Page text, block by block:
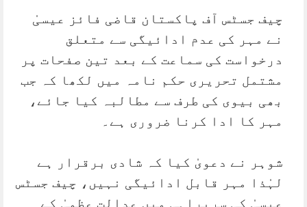
چیف جسٹس آف پاکستان قاضی فائز عیسیٰ
نے مہر کی عدم ادائیگی سے متعلق
درخواست کی سماعت کے بعد تین صفحات پر
مشتمل تحریری حکم نامہ میں لکھا کہ جب
بھی بیوی کی طرف سے مطالبہ کیا جائے،
مہر کا ادا کرنا ضروری ہے۔
شوہر نے دعویٰ کیا کہ شادی برقرار ہے
لہٰذا مہر قابل ادائیگی نہیں، چیف جسٹس
عیسیٰ کی سربراہی میں عدالت عظمیٰ کے